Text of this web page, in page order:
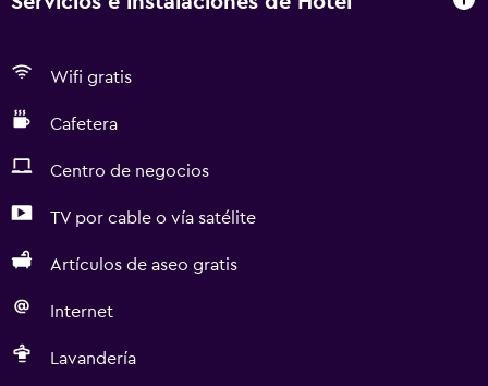
Wifi gratis
Cafetera
Centro de negocios
TV por cable o vía satélite
Artículos de aseo gratis
Internet
Lavandería